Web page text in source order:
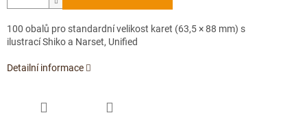
100 obalů pro standardní velikost karet (63,5 × 88 mm) s
ilustrací Shiko a Narset, Unified
Detailní informace